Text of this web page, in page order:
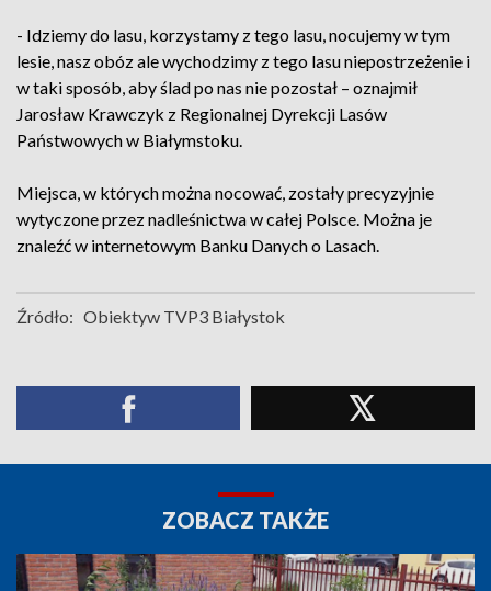
- Idziemy do lasu, korzystamy z tego lasu, nocujemy w tym
lesie, nasz obóz ale wychodzimy z tego lasu niepostrzeżenie i
w taki sposób, aby ślad po nas nie pozostał – oznajmił
Jarosław Krawczyk z Regionalnej Dyrekcji Lasów
Państwowych w Białymstoku.
Miejsca, w których można nocować, zostały precyzyjnie
wytyczone przez nadleśnictwa w całej Polsce. Można je
znaleźć w internetowym Banku Danych o Lasach.
Źródło: Obiektyw TVP3 Białystok
ZOBACZ TAKŻE